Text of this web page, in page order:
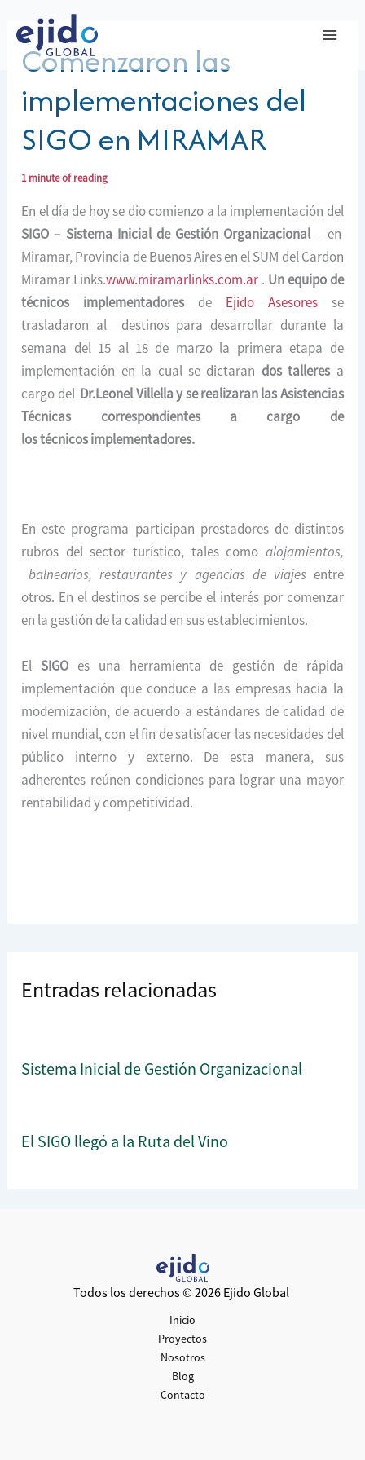
contenido
Comenzaron las
implementaciones del
SIGO en MIRAMAR
1 minute of reading
En el día de hoy se dio comienzo a la implementación del
SIGO – Sistema Inicial de Gestión Organizacional– en
Miramar, Provincia de Buenos Aires en el SUM del Cardon
Miramar Links.www.miramarlinks.com.ar . Un equipo de
técnicos implementadores de Ejido Asesores se
trasladaron al destinos para desarrollar durante la
semana del 15 al 18 de marzo la primera etapa de
implementación en la cual se dictaran dos talleres a
cargo del Dr.Leonel Villella y se realizaran las Asistencias
Técnicas correspondientes a cargo de
los técnicos implementadores.
En este programa participan prestadores de distintos
rubros del sector turístico, tales como alojamientos,
balnearios, restaurantes y agencias de viajes entre
otros. En el destinos se percibe el interés por comenzar
en la gestión de la calidad en sus establecimientos.
El SIGO es una herramienta de gestión de rápida
implementación que conduce a las empresas hacia la
modernización, de acuerdo a estándares de calidad de
nivel mundial, con el fin de satisfacer las necesidades del
público interno y externo. De esta manera, sus
adherentes reúnen condiciones para lograr una mayor
rentabilidad y competitividad.
Entradas relacionadas
Sistema Inicial de Gestión Organizacional
El SIGO llegó a la Ruta del Vino
Todos los derechos © 2026 Ejido Global
Inicio
Proyectos
Nosotros
Blog
Contacto